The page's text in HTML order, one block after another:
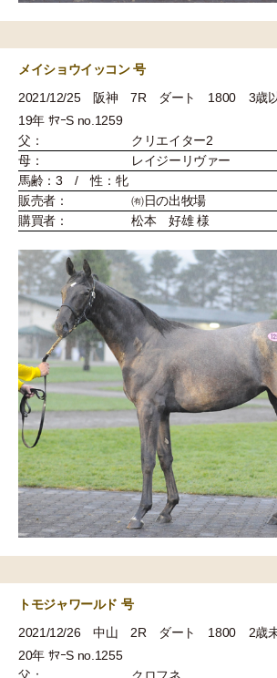
メイショウイッコン 号
2021/12/25 阪神 7R ダート 1800 3歳以
19年 ｻﾏｰS no.1259
父：
クリエイター2
母：
レイジーリヴァー
馬齢：3 / 性：牝
販売者：
㈲日の出牧場
購買者：
松本 好雄 様
トモジャワールド 号
2021/12/26 中山 2R ダート 1800 2歳未
20年 ｻﾏｰS no.1255